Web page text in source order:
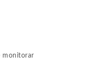
monitorar